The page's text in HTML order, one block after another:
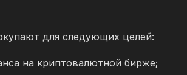
для следующих целей:
на криптовалютной бирже;